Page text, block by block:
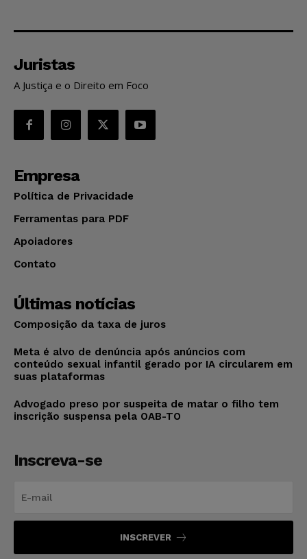
Juristas
A Justiça e o Direito em Foco
Empresa
Política de Privacidade
Ferramentas para PDF
Apoiadores
Contato
Últimas notícias
Composição da taxa de juros
Meta é alvo de denúncia após anúncios com
conteúdo sexual infantil gerado por IA circularem em
suas plataformas
Advogado preso por suspeita de matar o filho tem
inscrição suspensa pela OAB-TO
Inscreva-se
INSCREVER